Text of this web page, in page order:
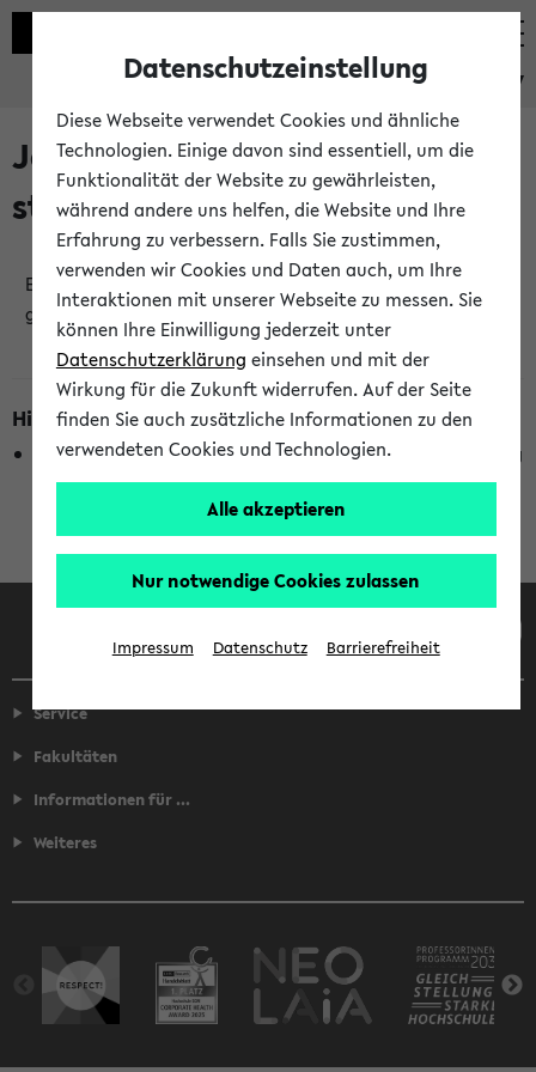
eKVV
Jetzt und in Kürze
stattfindende Veranstaltungen
Es wurden keine jetzt stattfindenden Veranstaltungen
gefunden!
Hinweise zur Liste
Die Anzeige ist semesterübergreifend und nicht abhängig
vom im eKVV gewählten Semester.
Facebook Instagram LinkedIn TikTok
Service
Fakultäten
Informationen für ...
Weiteres
Datenschutzeinstellung
Diese Webseite verwendet Cookies und ähnliche
Technologien. Einige davon sind essentiell, um die
Funktionalität der Website zu gewährleisten,
während andere uns helfen, die Website und Ihre
Erfahrung zu verbessern. Falls Sie zustimmen,
verwenden wir Cookies und Daten auch, um Ihre
Interaktionen mit unserer Webseite zu messen. Sie
können Ihre Einwilligung jederzeit unter
Datenschutzerklärung einsehen und mit der
Wirkung für die Zukunft widerrufen. Auf der Seite
finden Sie auch zusätzliche Informationen zu den
verwendeten Cookies und Technologien.
Alle akzeptieren
Nur notwendige Cookies zulassen
Impressum Datenschutz Barrierefreiheit